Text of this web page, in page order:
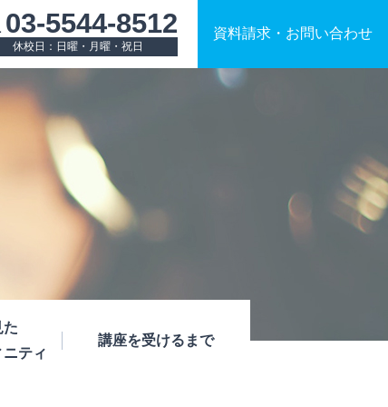
03-5544-8512
休校日：日曜・月曜・祝日
資料請求 ・ お問い合わせ
た
ティ
講座を受けるまで